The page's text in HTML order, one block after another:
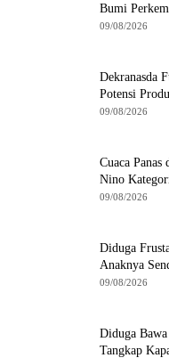
Bumi
09/08/2026
Dekranasda
Potensi
09/08/2026
Cuaca
Nino
09/08/2026
Diduga
Anaknya
09/08/2026
Diduga
Tangkap